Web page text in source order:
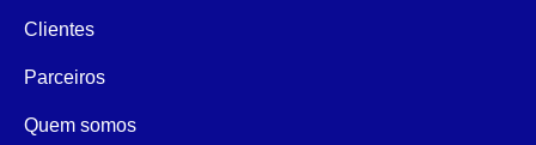
Clientes
Parceiros
Quem somos